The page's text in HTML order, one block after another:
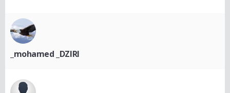
_mohamed _DZIRI